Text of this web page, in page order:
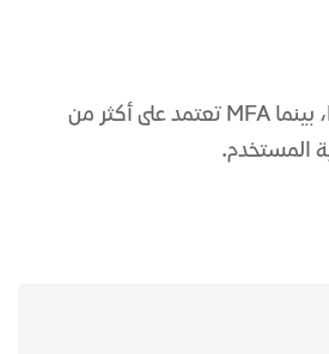
OTP أحد مكونات MFA، بينما MFA تعتمد على أكثر من
المستخدم.